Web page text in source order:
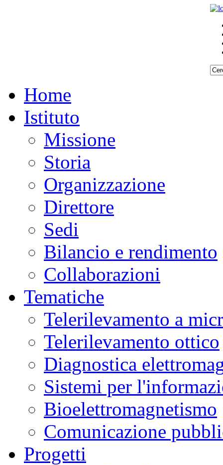
Home
Istituto
Missione
Storia
Organizzazione
Direttore
Sedi
Bilancio e rendimento
Collaborazioni
Tematiche
Telerilevamento a
Telerilevamento ottico
Diagnostica
Sistemi per
Bioelettromagnetismo
Comunicazione
Progetti